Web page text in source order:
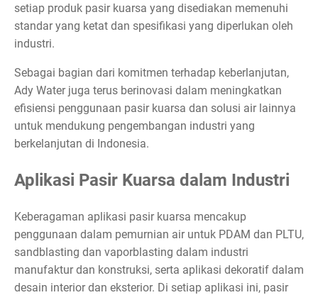
setiap produk pasir kuarsa yang disediakan memenuhi
standar yang ketat dan spesifikasi yang diperlukan oleh
industri.
Sebagai bagian dari komitmen terhadap keberlanjutan,
Ady Water juga terus berinovasi dalam meningkatkan
efisiensi penggunaan pasir kuarsa dan solusi air lainnya
untuk mendukung pengembangan industri yang
berkelanjutan di Indonesia.
Aplikasi Pasir Kuarsa dalam Industri
Keberagaman aplikasi pasir kuarsa mencakup
penggunaan dalam pemurnian air untuk PDAM dan PLTU,
sandblasting dan vaporblasting dalam industri
manufaktur dan konstruksi, serta aplikasi dekoratif dalam
desain interior dan eksterior. Di setiap aplikasi ini, pasir